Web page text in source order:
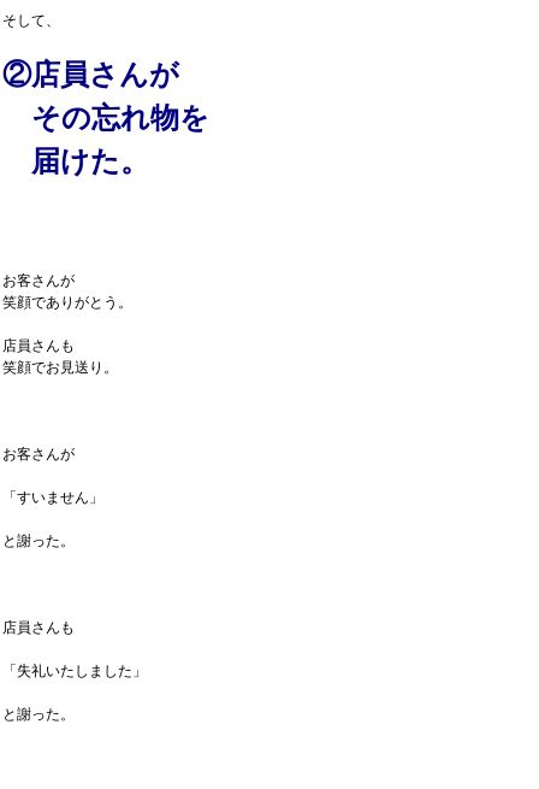
そして、
②店員さんが
その忘れ物を
届けた。
お客さんが
笑顔でありがとう。
店員さんも
笑顔でお見送り。
お客さんが
「すいません」
と謝った。
店員さんも
「失礼いたしました」
と謝った。